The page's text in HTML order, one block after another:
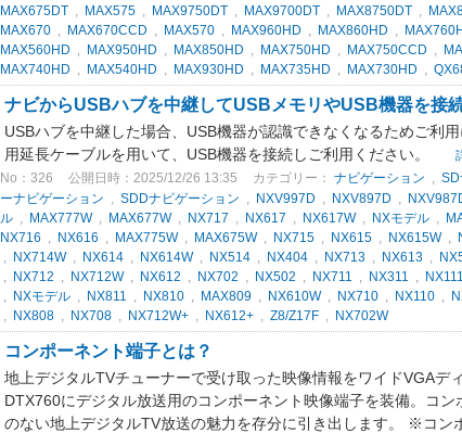
MAX675DT , MAX575 , MAX9750DT , MAX9700DT , MAX8750DT ,
MAX670 , MAX670CCD , MAX570 , MAX960HD , MAX860HD ,
MAX560HD , MAX950HD , MAX850HD , MAX750HD , MAX750CCD ,
MAX740HD , MAX540HD , MAX930HD , MAX735HD , MAX730HD ,
ナビからUSBハブを中継してUSBメモリやUSB機器を接
USBハブを中継した場合、USB機器が認識できなくなるためご利
用延長ケーブルを用いて、USB機器を接続しご利用ください。
No：326 公開日時：2025/12/26 13:35 カテゴリー： ナビゲーション , SD
ーナビゲーション , SDDナビゲーション , NXV997D , NXV897D ,
ル , MAX777W, MAX677W, NX717 , NX617 , NX617W, NXモデル ,
NX716 , NX616 , MAX775W, MAX675W, NX715 , NX615 , NX615W,
, NX714W, NX614 , NX614W, NX514 , NX404 , NX713 , NX613 ,
, NX712 , NX712W, NX612 , NX702 , NX502 , NX711 , NX311 , NX111
, NXモデル , NX811 , NX810 , MAX809 , NX610W, NX710 , NX110 ,
, NX808 , NX708 , NX712W+ , NX612+ , Z8/Z17F , NX702W
コンポーネント端子とは？
地上デジタルTVチューナーで受け取った映像情報をワイドVGAデ
DTX760にデジタル放送用のコンポーネント映像端子を装備。コ
のない地上デジタルTV放送の魅力を存分に引き出します。 ※コン